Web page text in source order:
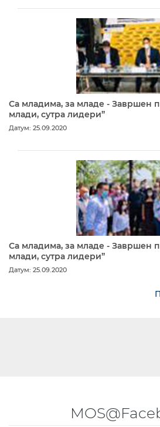
Са младима, за младе - Завршен
млади, сутра лидери”
Датум: 25.09.2020
Са младима, за младе - Завршен
млади, сутра лидери”
Датум: 25.09.2020